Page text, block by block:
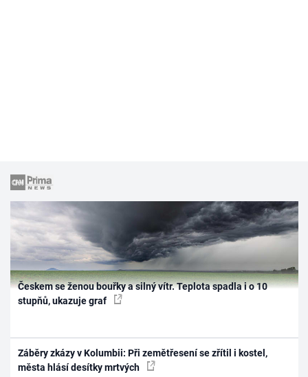
Českem se ženou bouřky a silný vítr. Teplota spadla i o 10
stupňů, ukazuje graf
Záběry zkázy v Kolumbii: Při zemětřesení se zřítil i kostel,
města hlásí desítky mrtvých